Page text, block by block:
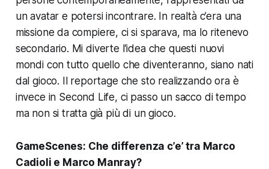
un avatar e potersi incontrare. In realtà c’era una
missione da compiere, ci si sparava, ma lo ritenevo
secondario. Mi diverte l’idea che questi nuovi
mondi con tutto quello che diventeranno, siano nati
dal gioco. Il reportage che sto realizzando ora è
invece in Second Life, ci passo un sacco di tempo
ma non si tratta già più di un gioco.
GameScenes: Che differenza c’e’ tra Marco
Cadioli e Marco Manray?